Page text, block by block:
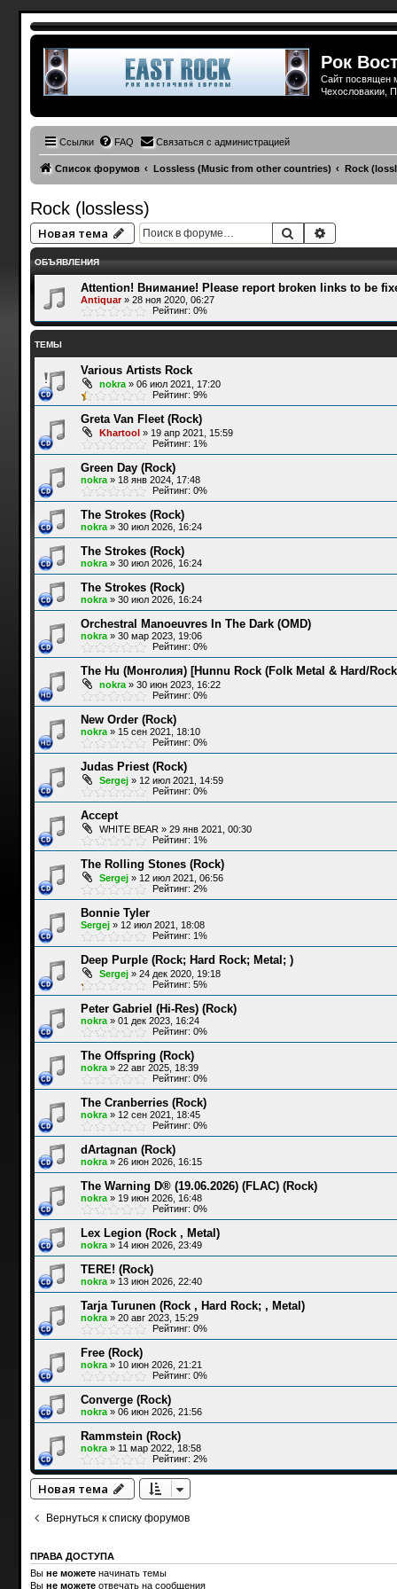
Рок
Сайт посвящен
Чехословакии,
Ссылки FAQ Связаться с администрацией
Список форумов Lossless (Music from other countries) Rock
Rock (lossless)
Новая тема Поиск
ОБЪЯВЛЕНИЯ
Attention! Внимание! Please report broken links to be
Antiquar» 28 ноя 2020, 06:27
Рейтинг: 0%
ТЕМЫ
Various Artists Rock
nokra» 06 июл 2021, 17:20
Рейтинг: 9%
Greta Van Fleet (Rock)
Khartool» 19 апр 2021, 15:59
Рейтинг: 1%
Green Day (Rock)
nokra» 18 янв 2024, 17:48
Рейтинг: 0%
The Strokes (Rock)
nokra» 30 июл 2026, 16:24
The Strokes (Rock)
nokra» 30 июл 2026, 16:24
The Strokes (Rock)
nokra» 30 июл 2026, 16:24
Orchestral Manoeuvres In The Dark (OMD)
nokra» 30 мар 2023, 19:06
Рейтинг: 0%
The Hu (Монголия) [Hunnu Rock (Folk Metal & Hard/
nokra» 30 июн 2023, 16:22
Рейтинг: 0%
New Order (Rock)
nokra» 15 сен 2021, 18:10
Рейтинг: 0%
Judas Priest (Rock)
Sergej» 12 июл 2021, 14:59
Рейтинг: 0%
Accept
WHITE BEAR » 29 янв 2021, 00:30
Рейтинг: 1%
The Rolling Stones (Rock)
Sergej» 12 июл 2021, 06:56
Рейтинг: 2%
Bonnie Tyler
Sergej» 12 июл 2021, 18:08
Рейтинг: 1%
Deep Purple (Rock; Hard Rock; Metal; )
Sergej» 24 дек 2020, 19:18
Рейтинг: 5%
Peter Gabriel (Hi-Res) (Rock)
nokra» 01 дек 2023, 16:24
Рейтинг: 0%
The Offspring (Rock)
nokra» 22 авг 2025, 18:39
Рейтинг: 0%
The Cranberries (Rock)
nokra» 12 сен 2021, 18:45
Рейтинг: 0%
dArtagnan (Rock)
nokra» 26 июн 2026, 16:15
The Warning D® (19.06.2026) (FLAC) (Rock)
nokra» 19 июн 2026, 16:48
Рейтинг: 0%
Lex Legion (Rock , Metal)
nokra» 14 июн 2026, 23:49
TERE! (Rock)
nokra» 13 июн 2026, 22:40
Tarja Turunen (Rock , Hard Rock; , Metal)
nokra» 20 авг 2023, 15:29
Рейтинг: 0%
Free (Rock)
nokra» 10 июн 2026, 21:21
Рейтинг: 0%
Converge (Rock)
nokra» 06 июн 2026, 21:56
Rammstein (Rock)
nokra» 11 мар 2022, 18:58
Рейтинг: 2%
Новая тема
Вернуться к списку форумов
ПРАВА ДОСТУПА
Вы не можетеначинать темы
Вы не можетеотвечать на сообщения